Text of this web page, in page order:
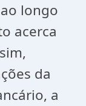
longo
acerca
da
a